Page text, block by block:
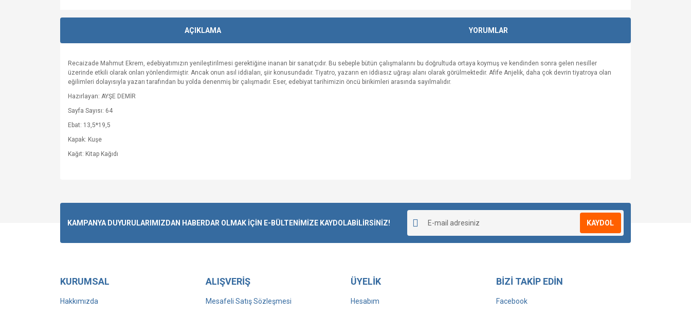
AÇIKLAMA YORUMLAR
Recaizade Mahmut Ekrem, edebiyatımızın yenileştirilmesi gerektiğine inanan bir sanatçıdır. Bu sebeple bütün çalışmalarını bu doğrultuda ortaya koymuş ve kendinden sonra gelen nesiller
üzerinde etkili olarak onları yönlendirmiştir. Ancak onun asıl iddiaları, şiir konusundadır. Tiyatro, yazarın en iddiasız uğraşı alanı olarak görülmektedir. Afife Anjelik, daha çok devrin tiyatroya olan
eğilimleri dolayısıyla yazarı tarafından bu yolda denenmiş bir çalışmadır. Eser, edebiyat tarihimizin öncü birikimleri arasında sayılmalıdır.
Hazırlayan: AYŞE DEMİR
Sayfa Sayısı: 64
Ebat: 13,5*19,5
Kapak: Kuşe
Kağıt: Kitap Kağıdı
KAMPANYA DUYURULARIMIZDAN HABERDAR OLMAK İÇİN E-BÜLTENİMİZE KAYDOLABİLİRSİNİZ! KAYDOL
KURUMSAL
Hakkımızda
ALIŞVERİŞ
Mesafeli Satış Sözleşmesi
ÜYELİK
Hesabım
BİZİ TAKİP EDİN
Facebook